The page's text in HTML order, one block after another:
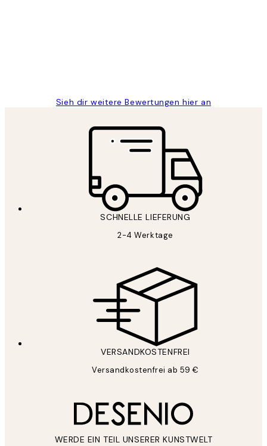
Sieh dir weitere Bewertungen hier an
SCHNELLE LIEFERUNG
2-4 Werktage
VERSANDKOSTENFREI
Versandkostenfrei ab 59 €
WERDE EIN TEIL UNSERER KUNSTWELT